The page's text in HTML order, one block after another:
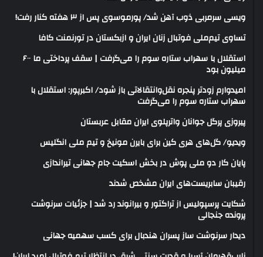
ویسی سرمربی ذوب آهن شد/ پورموسوی پس از ۳ هفته کنار رفت!
تساوی تیم‌ملی فوتبال زنان ایران و ازبکستان در تورنمنت کافا
استقلال با سهراب ستاره سوم را می‌گرفت | سقف پرداختی ما ۶۰۰
میلیون بود
امیدوارم زودتر پنجره نقل‌وانتقالاتی باز شود/ اکبرپور: استقلال با
سهراب ستاره سوم را می‌گرفت
پیروزی پرگل جوانان واترپلوی ایران مقابل عربستان
ویدیو/ گل‌های هری‌ کین برای بایرن مونیخ و تیم ملی انگلیس
پایان کار دو ملی پوش در بخش اسکیت جام جهانی تیراندازی
رقیبان سابریست‌های ایران مشخص شدند
شکایت پرسپولیس از تراکتور و بیرانوند رد شد | جزئیات سرنوشت
پرونده جنجالی
دیدار سرنوشت ساز پسران هندبال برای کسب سهمیه جهانی